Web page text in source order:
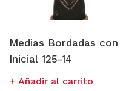
Ropa Interior
ENCAJES Y BORDADOS
Medias Bordadas con
Inicial 125-14
Añadir al carrito